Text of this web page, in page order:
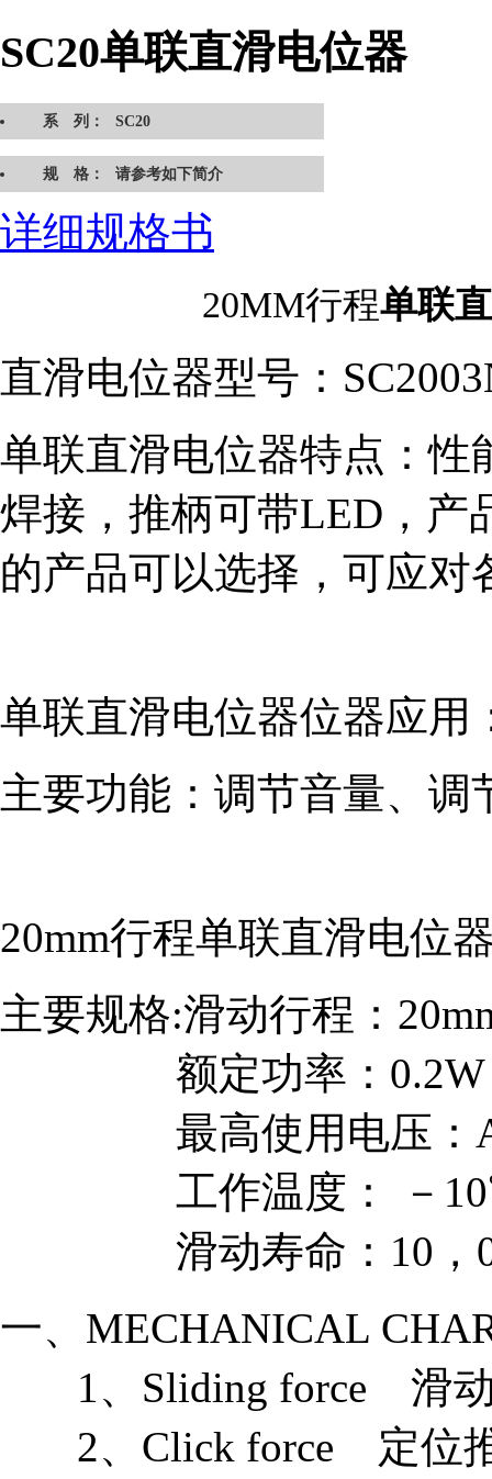
SC20单联直滑电位器
系 列： SC20
规 格： 请参考如下简介
详细规格书
20MM行程单联
直滑电位器型号：
单联直滑电位器特点：性
焊接，推柄可带LED，产
的产品可以选择，可应对
单联直滑电位器位器应用
主要功能：调节音量、调
20mm行程单联直滑电位
主要规格:滑动行程：
额定功率：0.2W
最高使用电压：
工作温度： －
滑动寿命：10，
一、MECHANICAL
1、Sliding force 滑动
2、Click force 定位推